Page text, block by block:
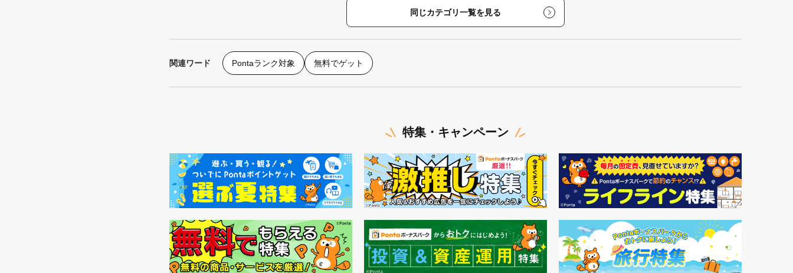
同じカテゴリ一覧を見る
関連ワード Pontaランク対象 無料でゲット
特集・キャンペーン